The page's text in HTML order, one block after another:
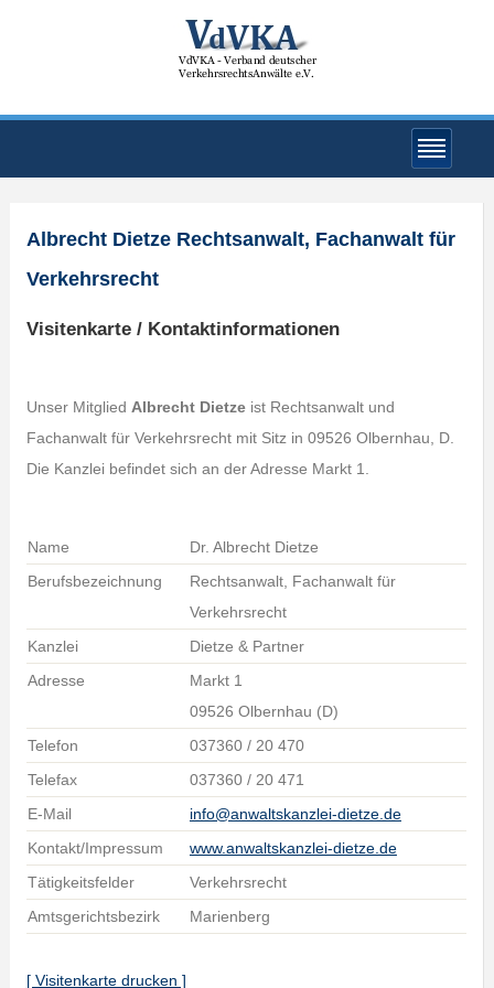
Albrecht Dietze Rechtsanwalt, Fachanwalt für
Verkehrsrecht
Visitenkarte / Kontaktinformationen
Unser Mitglied Albrecht Dietzeist Rechtsanwalt und
Fachanwalt für Verkehrsrecht mit Sitz in 09526 Olbernhau, D.
Die Kanzlei befindet sich an der Adresse Markt 1.
Name
Dr. Albrecht Dietze
Berufsbezeichnung
Rechtsanwalt, Fachanwalt für
Verkehrsrecht
Kanzlei
Dietze & Partner
Adresse
Markt 1
09526 Olbernhau (D)
Telefon
037360 / 20 470
Telefax
037360 / 20 471
E-Mail
info@anwaltskanzlei-dietze.de
Kontakt/Impressum
www.anwaltskanzlei-dietze.de
Tätigkeitsfelder
Verkehrsrecht
Amtsgerichtsbezirk
Marienberg
[ Visitenkarte drucken ]